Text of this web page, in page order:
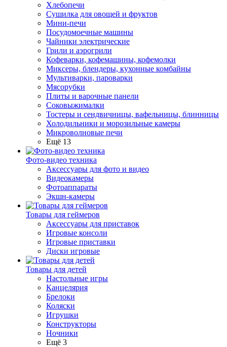
Хлебопечи
Сушилка для овощей и фруктов
Мини-печи
Посудомоечные машины
Чайники электрические
Грили и аэрогрили
Кофеварки, кофемашины, кофемолки
Миксеры, блендеры, кухонные комбайны
Мультиварки, пароварки
Мясорубки
Плиты и варочные панели
Соковыжималки
Тостеры и сендвичницы, вафельницы, блинницы
Холодильники и морозильные камеры
Микроволновые печи
Ещё 13
Фото-видео техника
Аксессуары для фото и видео
Видеокамеры
Фотоаппараты
Экшн-камеры
Товары для геймеров
Аксессуары для приставок
Игровые консоли
Игровые приставки
Диски игровые
Товары для детей
Настольные игры
Канцелярия
Брелоки
Коляски
Игрушки
Конструкторы
Ночники
Ещё 3